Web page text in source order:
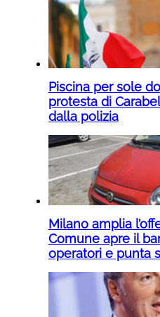
Piscina per sole
protesta di
dalla polizia
Milano amplia
Comune apre il
operatori e punta